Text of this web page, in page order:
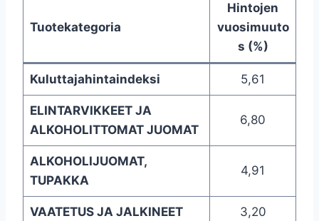
Tuotekategoria
Hintojen
vuosimuuto
s (%)
Kuluttajahintaindeksi 5,61
ELINTARVIKKEET JA
ALKOHOLITTOMAT JUOMAT
6,80
ALKOHOLIJUOMAT,
TUPAKKA
4,91
VAATETUS JA JALKINEET 3,20